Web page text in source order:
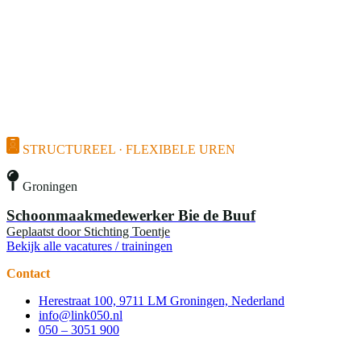
STRUCTUREEL · FLEXIBELE UREN
Groningen
Schoonmaakmedewerker Bie de Buuf
Geplaatst door Stichting Toentje
Bekijk alle vacatures / trainingen
Contact
Herestraat 100, 9711 LM Groningen, Nederland
info@link050.nl
050 – 3051 900